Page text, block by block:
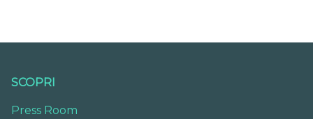
SCOPRI
Press Room